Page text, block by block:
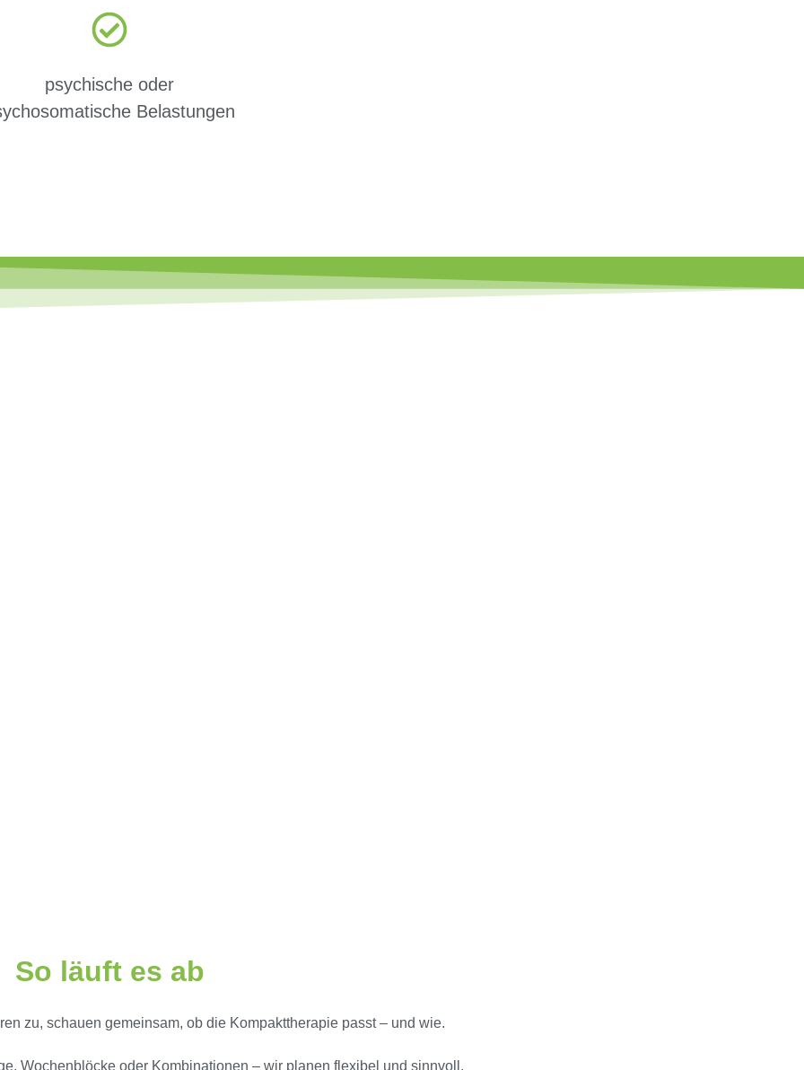
psychische oder
Belastungen
So läuft es ab
zu, schauen gemeinsam, ob die Kompakttherapie passt – und wie.
Wochenblöcke oder Kombinationen – wir planen flexibel und sinnvoll.